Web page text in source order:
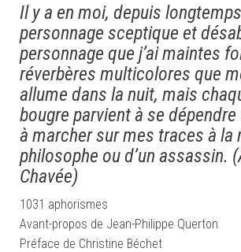
Il y a en moi, depuis
personnage sceptique et
personnage que j’ai maintes
réverbères multicolores que
allume dans la nuit, mais
bougre parvient à se
à marcher sur mes traces à la
philosophe ou d’un assassin.
Chavée)
1031 aphorismes
Avant-propos de Jean-Philippe Querton
Préface de Christine Béchet